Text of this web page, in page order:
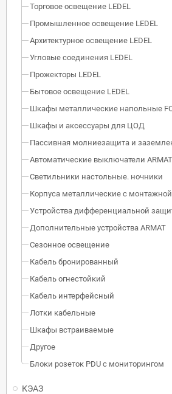
Торговое освещение LEDEL
Промышленное освещение LEDEL
Архитектурное освещение LEDEL
Угловые соединения LEDEL
Прожекторы LEDEL
Бытовое освещение LEDEL
Шкафы металлические напольные
Шкафы и аксессуары для ЦОД
Пассивная молниезащита и
Автоматические выключатели ARMAT
Светильники настольные. ночники
Корпуса металлические с
Устройства дифференциальной
Дополнительные устройства ARMAT
Сезонное освещение
Кабель бронированный
Кабель огнестойкий
Кабель интерфейсный
Лотки кабельные
Шкафы встраиваемые
Другое
Блоки розеток PDU с мониторингом
КЭАЗ